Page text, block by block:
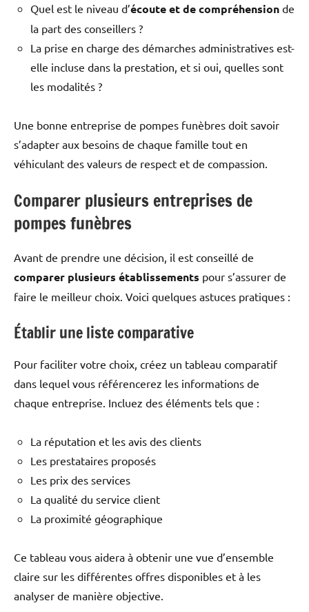
Quel est le niveau d’écoute et de compréhension de
la part des conseillers ?
La prise en charge des démarches administratives est-
elle incluse dans la prestation, et si oui, quelles sont
les modalités ?
Une bonne entreprise de pompes funèbres doit savoir
s’adapter aux besoins de chaque famille tout en
véhiculant des valeurs de respect et de compassion.
Comparer plusieurs entreprises de
pompes funèbres
Avant de prendre une décision, il est conseillé de
comparer plusieurs établissements pour s’assurer de
faire le meilleur choix. Voici quelques astuces pratiques :
Établir une liste comparative
Pour faciliter votre choix, créez un tableau comparatif
dans lequel vous référencerez les informations de
chaque entreprise. Incluez des éléments tels que :
La réputation et les avis des clients
Les prestataires proposés
Les prix des services
La qualité du service client
La proximité géographique
Ce tableau vous aidera à obtenir une vue d’ensemble
claire sur les différentes offres disponibles et à les
analyser de manière objective.